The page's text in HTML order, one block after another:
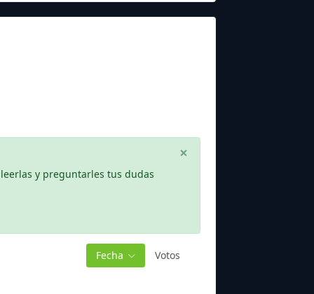
×
y preguntarles tus dudas
Fecha Votos